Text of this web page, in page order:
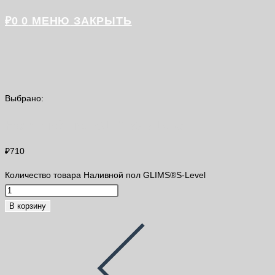
₽0 0 МЕНЮ ЗАКРЫТЬ
Выбрано:
₽710
Количество товара Наливной пол GLIMS®S-Level
В корзину